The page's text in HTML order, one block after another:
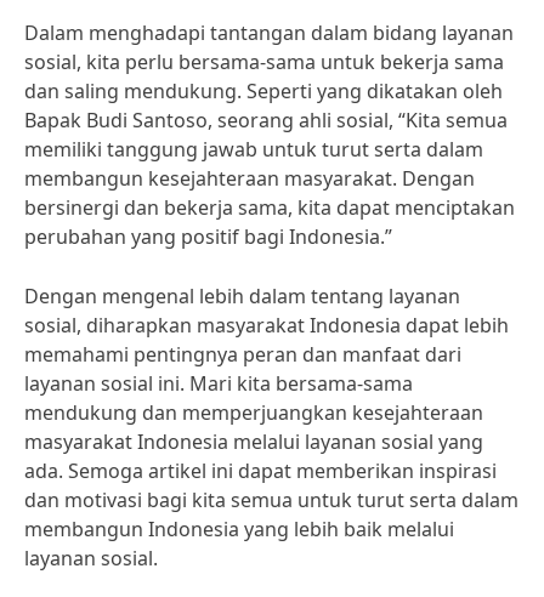
Dalam menghadapi tantangan dalam bidang layanan
sosial, kita perlu bersama-sama untuk bekerja sama
dan saling mendukung. Seperti yang dikatakan oleh
Bapak Budi Santoso, seorang ahli sosial, “Kita semua
memiliki tanggung jawab untuk turut serta dalam
membangun kesejahteraan masyarakat. Dengan
bersinergi dan bekerja sama, kita dapat menciptakan
perubahan yang positif bagi Indonesia.”
Dengan mengenal lebih dalam tentang layanan
sosial, diharapkan masyarakat Indonesia dapat lebih
memahami pentingnya peran dan manfaat dari
layanan sosial ini. Mari kita bersama-sama
mendukung dan memperjuangkan kesejahteraan
masyarakat Indonesia melalui layanan sosial yang
ada. Semoga artikel ini dapat memberikan inspirasi
dan motivasi bagi kita semua untuk turut serta dalam
membangun Indonesia yang lebih baik melalui
layanan sosial.